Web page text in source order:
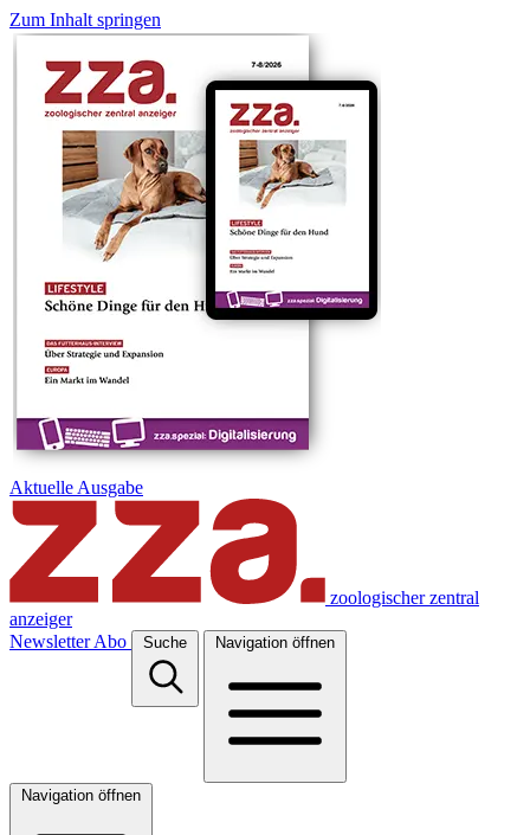
Zum Inhalt springen
Aktuelle Ausgabe
zoologischer zentral
anzeiger
Newsletter Abo Suche Navigation öffnen
Navigation öffnen